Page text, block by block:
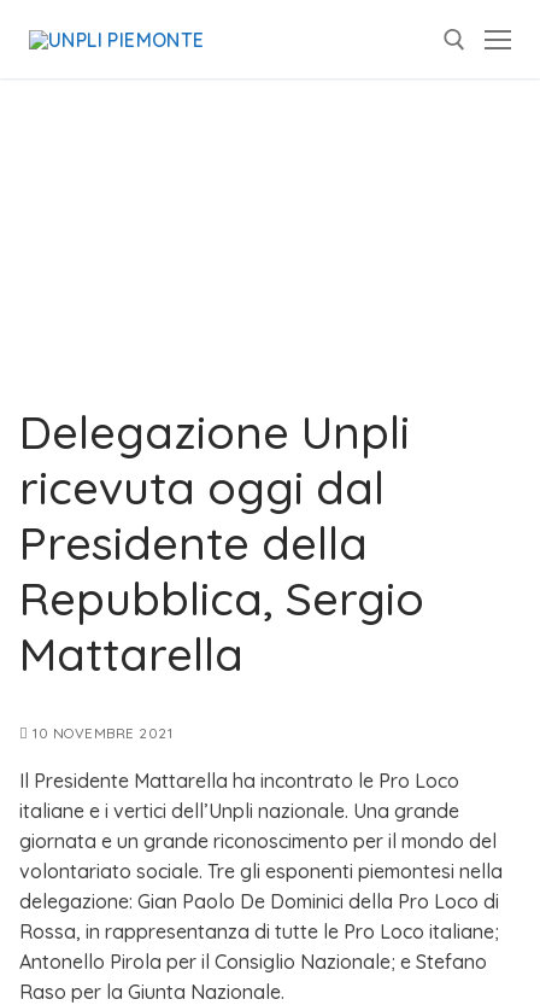
Delegazione Unpli
ricevuta oggi dal
Presidente della
Repubblica, Sergio
Mattarella
10 NOVEMBRE 2021
Il Presidente Mattarella ha incontrato le Pro Loco
italiane e i vertici dell’Unpli nazionale. Una grande
giornata e un grande riconoscimento per il mondo del
volontariato sociale. Tre gli esponenti piemontesi nella
delegazione: Gian Paolo De Dominici della Pro Loco di
Rossa, in rappresentanza di tutte le Pro Loco italiane;
Antonello Pirola per il Consiglio Nazionale; e Stefano
Raso per la Giunta Nazionale.